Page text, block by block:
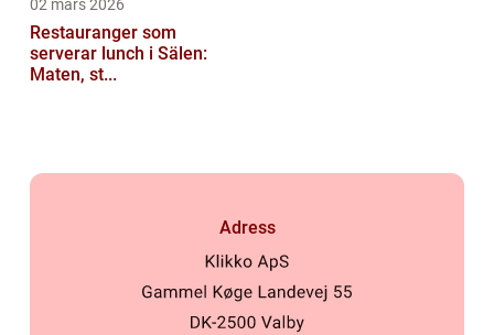
02 mars 2026
Restauranger som
serverar lunch i Sälen:
Maten, st...
Adress